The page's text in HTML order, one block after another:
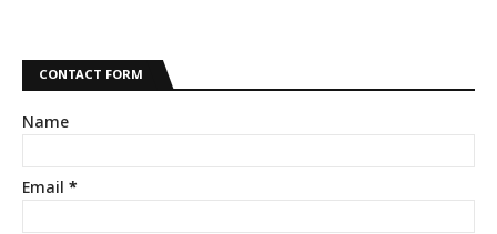
CONTACT FORM
Name
Email *